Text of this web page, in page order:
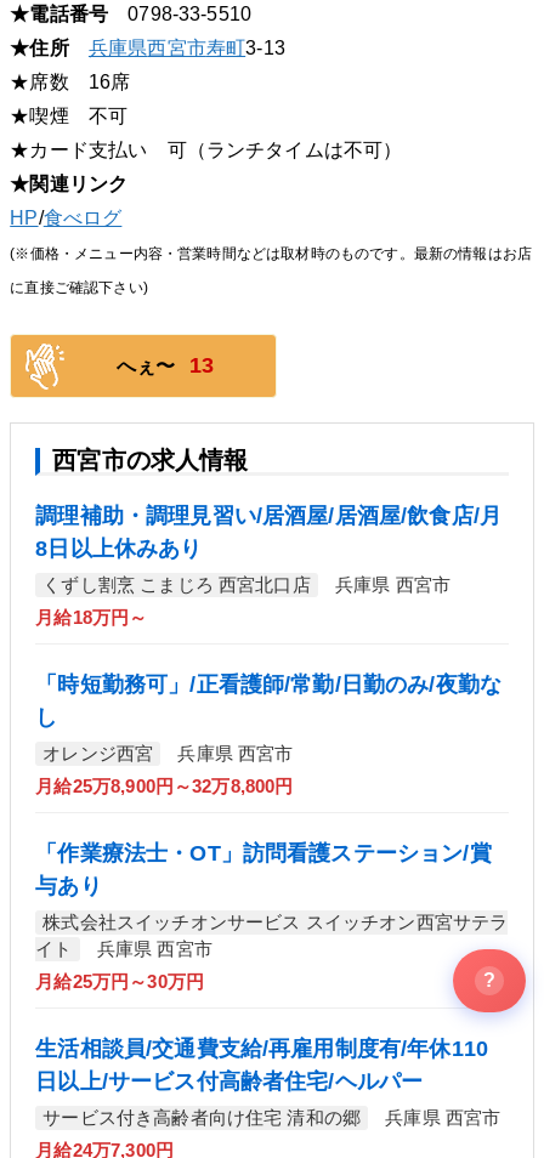
★電話番号 0798-33-5510
★住所
兵庫県西宮市寿町3-13
★席数 16席
★喫煙 不可
★カード支払い 可（ランチタイムは不可）
★関連リンク
HP/食べログ
(※価格・メニュー内容・営業時間などは取材時のものです。最新の情報はお店
に直接ご確認下さい)
へぇ〜 13
西宮市の求人情報
調理補助・調理見習い/居酒屋/居酒屋/飲食店/月
8日以上休みあり
くずし割烹 こまじろ 西宮北口店
兵庫県 西宮市
月給18万円～
「時短勤務可」/正看護師/常勤/日勤のみ/夜勤な
し
オレンジ西宮
兵庫県 西宮市
月給25万8,900円～32万8,800円
「作業療法士・OT」訪問看護ステーション/賞
与あり
株式会社スイッチオンサービス スイッチオン西宮サテラ
イト
兵庫県 西宮市
月給25万円～30万円
生活相談員/交通費支給/再雇用制度有/年休110
日以上/サービス付高齢者住宅/ヘルパー
サービス付き高齢者向け住宅 清和の郷
兵庫県 西宮市
月給24万7,300円
?